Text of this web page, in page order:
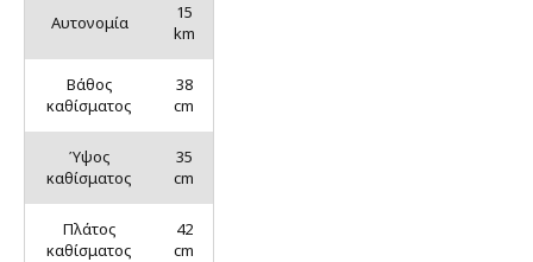
Αυτονομία
15
km
Βάθος
καθίσματος
38
cm
Ύψος
καθίσματος
35
cm
Πλάτος
καθίσματος
42
cm